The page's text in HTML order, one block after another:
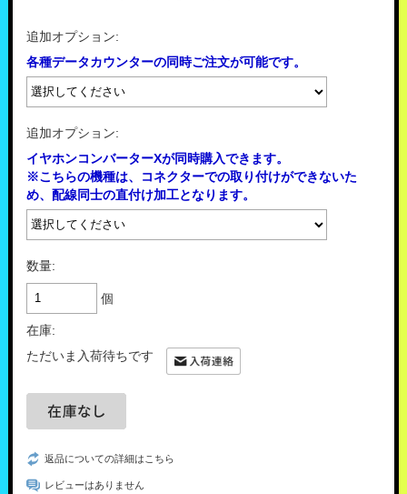
追加オプション:
各種データカウンターの同時ご注文が可能です。
追加オプション:
イヤホンコンバーターXが同時購入できます。
※こちらの機種は、コネクターでの取り付けができないた
め、配線同士の直付け加工となります。
数量:
個
在庫:
ただいま入荷待ちです
返品についての詳細はこちら
レビューはありません